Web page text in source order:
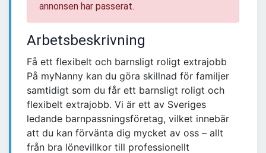
annonsen har passerat.
Arbetsbeskrivning
Få ett flexibelt och barnsligt roligt extrajobb
På myNanny kan du göra skillnad för familjer
samtidigt som du får ett barnsligt roligt och
flexibelt extrajobb. Vi är ett av Sveriges
ledande barnpassningsföretag, vilket innebär
att du kan förvänta dig mycket av oss – allt
från bra lönevillkor till professionellt